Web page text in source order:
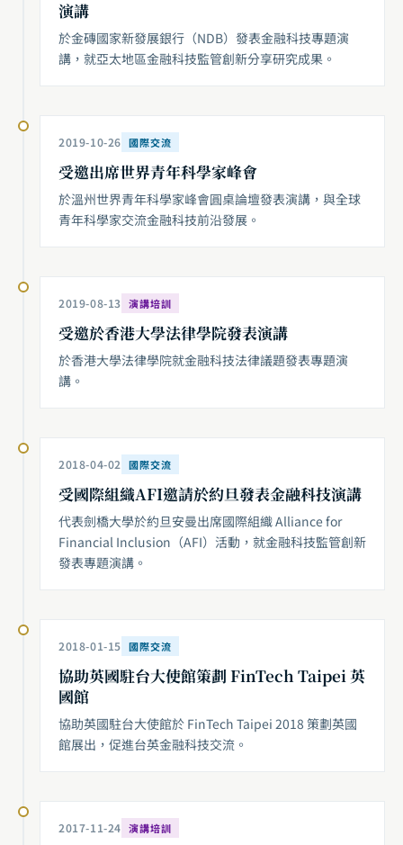
演講
於金磚國家新發展銀行（NDB）發表金融科技專題演
講，就亞太地區金融科技監管創新分享研究成果。
2019-10-26 國際交流
受邀出席世界青年科學家峰會
於溫州世界青年科學家峰會圓桌論壇發表演講，與全球
青年科學家交流金融科技前沿發展。
2019-08-13 演講培訓
受邀於香港大學法律學院發表演講
於香港大學法律學院就金融科技法律議題發表專題演
講。
2018-04-02 國際交流
受國際組織AFI邀請於約旦發表金融科技演講
代表劍橋大學於約旦安曼出席國際組織 Alliance for
Financial Inclusion（AFI）活動，就金融科技監管創新
發表專題演講。
2018-01-15 國際交流
協助英國駐台大使館策劃 FinTech Taipei 英
國館
協助英國駐台大使館於 FinTech Taipei 2018 策劃英國
館展出，促進台英金融科技交流。
2017-11-24 演講培訓